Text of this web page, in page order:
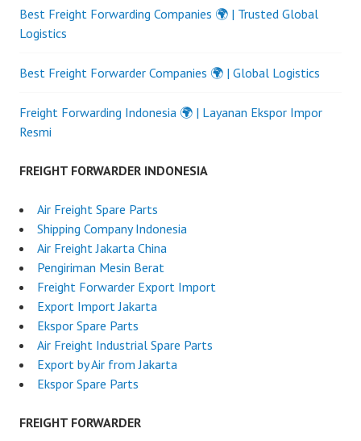
Best Freight Forwarding Companies 🌍 | Trusted Global
Logistics
Best Freight Forwarder Companies 🌍 | Global Logistics
Freight Forwarding Indonesia 🌍 | Layanan Ekspor Impor
Resmi
FREIGHT FORWARDER INDONESIA
Air Freight Spare Parts
Shipping Company Indonesia
Air Freight Jakarta China
Pengiriman Mesin Berat
Freight Forwarder Export Import
Export Import Jakarta
Ekspor Spare Parts
Air Freight Industrial Spare Parts
Export by Air from Jakarta
Ekspor Spare Parts
FREIGHT FORWARDER